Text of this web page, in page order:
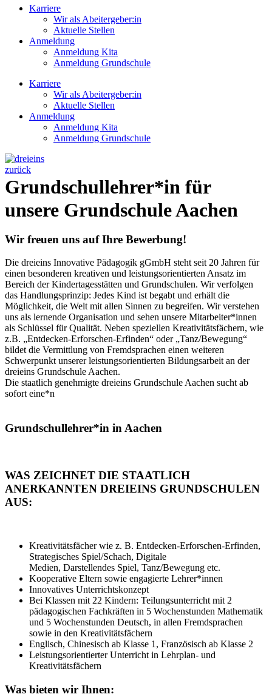
Karriere
Wir als Abeitergeber:in
Aktuelle Stellen
Anmeldung
Anmeldung Kita
Anmeldung Grundschule
Karriere
Wir als Abeitergeber:in
Aktuelle Stellen
Anmeldung
Anmeldung Kita
Anmeldung Grundschule
zurück
Grundschullehrer*in für
unsere Grundschule Aachen
Wir freuen uns auf Ihre Bewerbung!
Die dreieins Innovative Pädagogik gGmbH steht seit 20 Jahren für
einen besonderen kreativen und leistungsorientierten Ansatz im
Bereich der Kindertagesstätten und Grundschulen. Wir verfolgen
das Handlungsprinzip: Jedes Kind ist begabt und erhält die
Möglichkeit, die Welt mit allen Sinnen zu begreifen. Wir verstehen
uns als lernende Organisation und sehen unsere Mitarbeiter*innen
als Schlüssel für Qualität. Neben speziellen Kreativitätsfächern, wie
z.B. „Entdecken-Erforschen-Erfinden“ oder „Tanz/Bewegung“
bildet die Vermittlung von Fremdsprachen einen weiteren
Schwerpunkt unserer leistungsorientierten Bildungsarbeit an der
dreieins Grundschule Aachen.
Die staatlich genehmigte dreieins Grundschule Aachen sucht ab
sofort eine*n
Grundschullehrer*in in Aachen
WAS ZEICHNET DIE STAATLICH
ANERKANNTEN DREIEINS GRUNDSCHULEN
AUS:
Kreativitätsfächer wie z. B. Entdecken‐Erforschen‐Erfinden,
Strategisches Spiel/Schach, Digitale
Medien, Darstellendes Spiel, Tanz/Bewegung etc.
Kooperative Eltern sowie engagierte Lehrer*innen
Innovatives Unterrichtskonzept
Bei Klassen mit 22 Kindern: Teilungsunterricht mit 2
pädagogischen Fachkräften in 5 Wochenstunden Mathematik
und 5 Wochenstunden Deutsch, in allen Fremdsprachen
sowie in den Kreativitätsfächern
Englisch, Chinesisch ab Klasse 1, Französisch ab Klasse 2
Leistungsorientierter Unterricht in Lehrplan- und
Kreativitätsfächern
Was bieten wir Ihnen: